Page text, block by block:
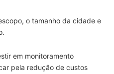
o tamanho da cidade e
em monitoramento
pela redução de custos